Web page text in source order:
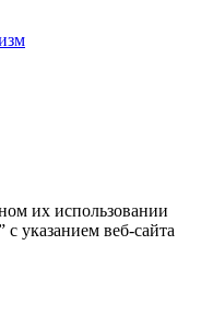
их использовании
указанием веб-сайта